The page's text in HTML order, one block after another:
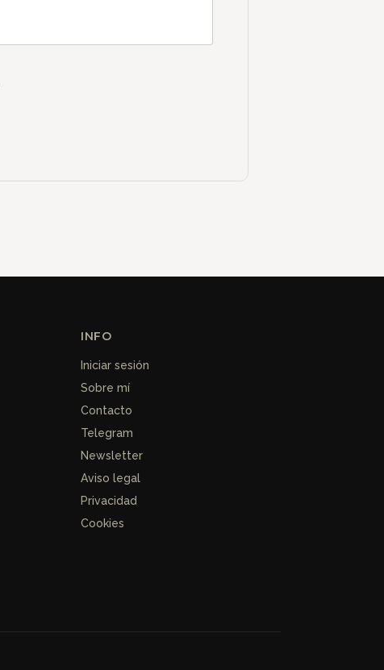
INFO
Iniciar sesión
Sobre mí
Contacto
Telegram
Newsletter
Aviso legal
Privacidad
Cookies